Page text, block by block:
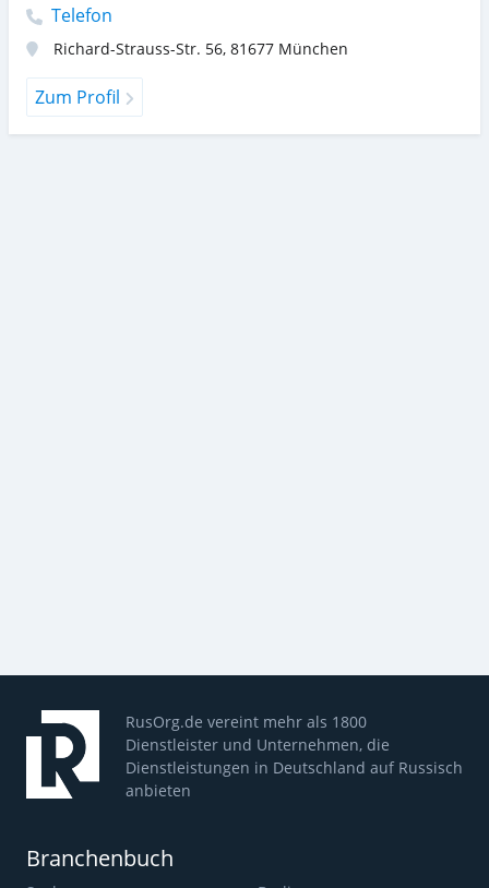
Telefon
Richard-Strauss-Str. 56, 81677 München
Zum Profil
RusOrg.de vereint mehr als 1800
Dienstleister und Unternehmen, die
Dienstleistungen in Deutschland auf Russisch
anbieten
Branchenbuch